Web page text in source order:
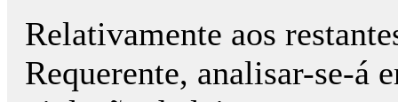
Relativamente aos
Requerente, analisar-se-